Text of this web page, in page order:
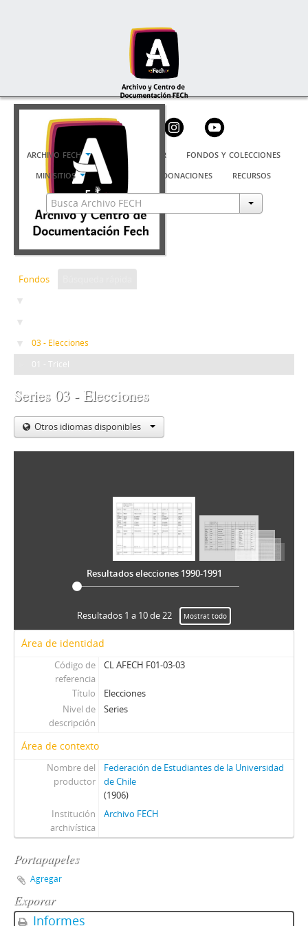
archivo fech cómo buscar
fondos y colecciones
minisitios
usuarios donaciones recursos
Fondos
03 - Elecciones
01 - Tricel
Series 03 - Elecciones
Otros idiomas disponibles
Resultados elecciones 1990-1991
Resultados 1 a 10 de 22 Mostrat todo
Área de identidad
Código de
referencia
CL AFECH F01-03-03
Título
Elecciones
Nivel de
descripción
Series
Área de contexto
Nombre del
productor
Federación de Estudiantes de la Universidad
de Chile
(1906)
Institución
archivística
Archivo FECH
Portapapeles
Agregar
Exporar
Informes